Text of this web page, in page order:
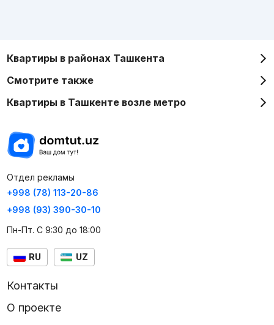
Квартиры в районах Ташкента
Смотрите также
Квартиры в Ташкенте возле метро
Отдел рекламы
+998 (78) 113-20-86
+998 (93) 390-30-10
Пн-Пт. С 9:30 до 18:00
RU UZ
Контакты
О проекте